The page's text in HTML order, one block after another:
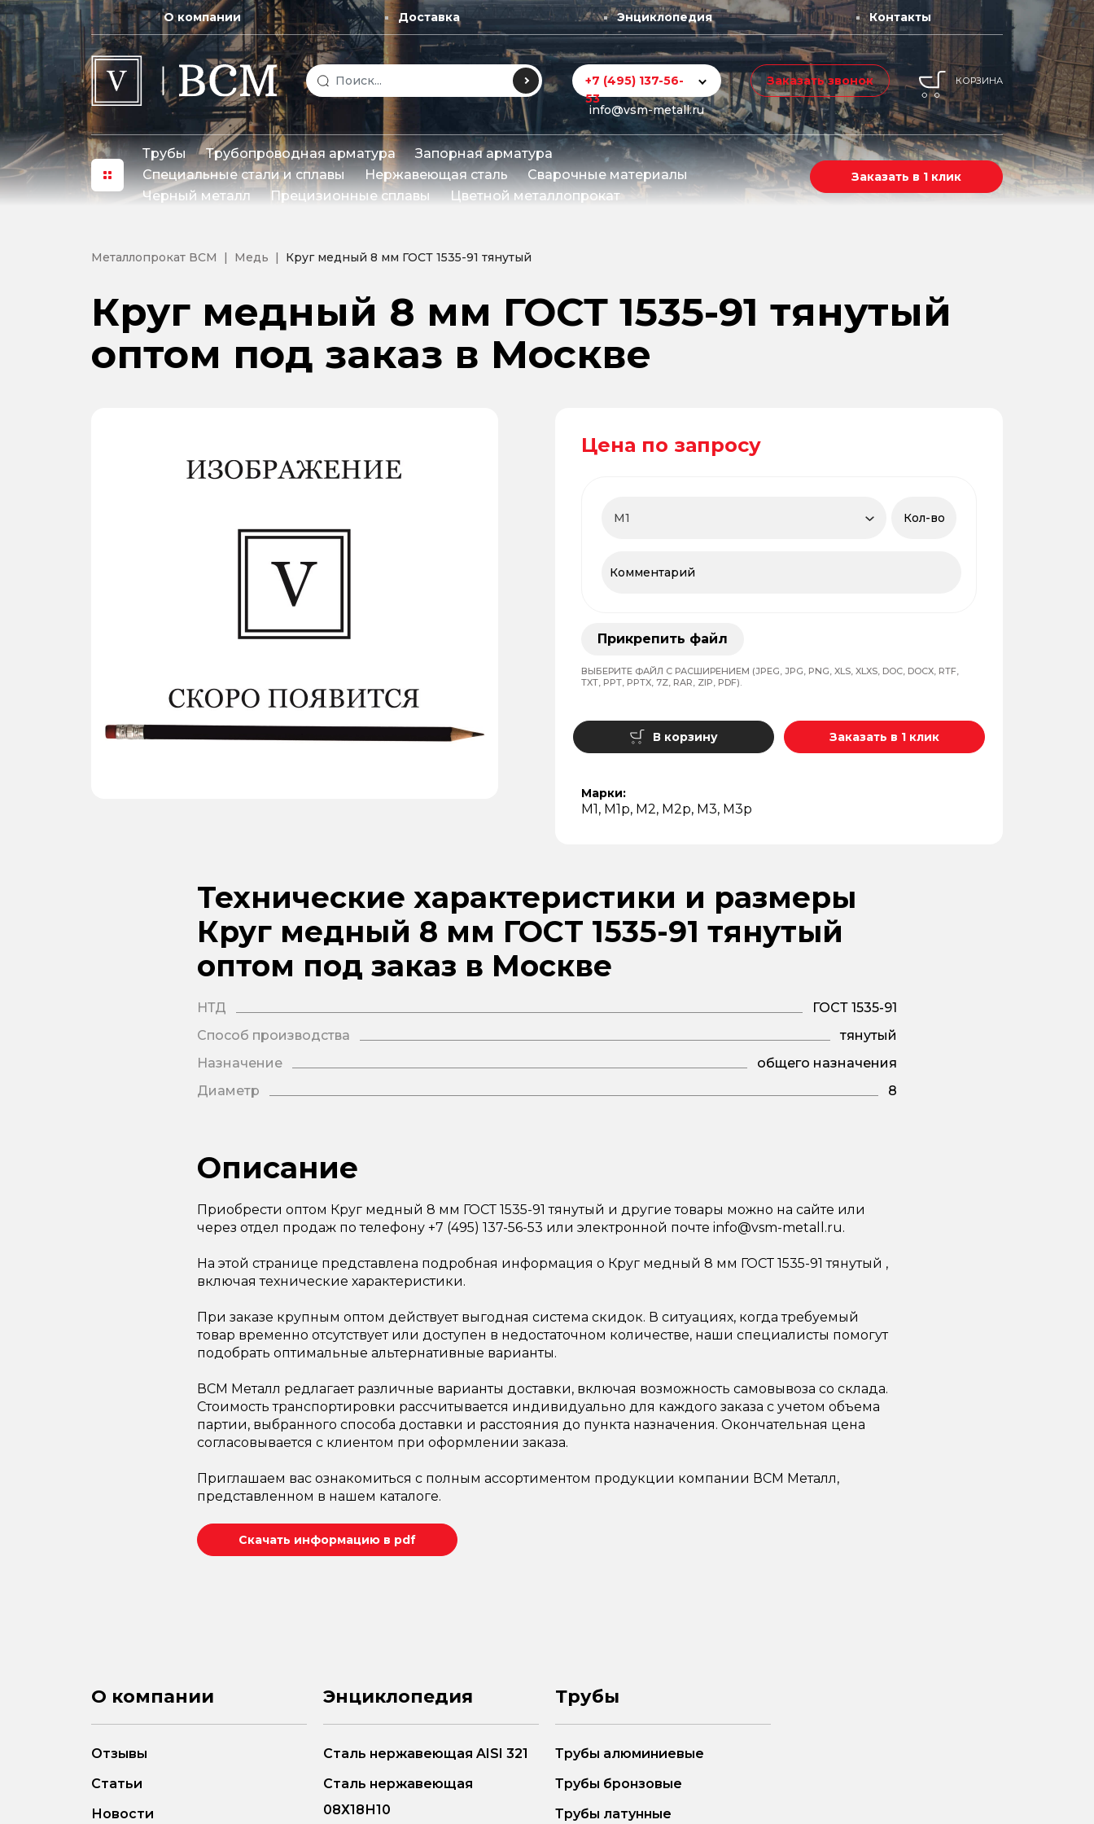
О компании Доставка Энциклопедия Контакты
+7 (495) 137-56-
53
info@vsm-metall.ru
Заказать звонок КОРЗИНА
Трубы Трубопроводная арматура
Запорная арматура
Специальные стали и сплавы
Нержавеющая сталь
Сварочные материалы
Черный металл
Прецизионные сплавы Цветной металлопрокат
Заказать в 1 клик
Металлопрокат ВСМ Медь Круг медный 8 мм ГОСТ 1535-91 тянутый
Круг медный 8 мм ГОСТ 1535-91 тянутый
оптом под заказ в Москве
Цена по запросу
Прикрепить файл
ВЫБЕРИТЕ ФАЙЛ С РАСШИРЕНИЕМ (JPEG, JPG, PNG, XLS, XLXS, DOC, DOCX, RTF,
TXT, PPT, PPTX, 7Z, RAR, ZIP, PDF).
В корзину Заказать в 1 клик
Марки:
М1, М1р, М2, М2р, М3, М3р
Технические характеристики и размеры
Круг медный 8 мм ГОСТ 1535-91 тянутый
оптом под заказ в Москве
НТД
ГОСТ 1535-91
Способ производства
тянутый
Назначение
общего назначения
Диаметр
8
Описание
Приобрести оптом Круг медный 8 мм ГОСТ 1535-91 тянутый и другие товары можно на сайте или
через отдел продаж по телефону +7 (495) 137-56-53 или электронной почте info@vsm-metall.ru.
На этой странице представлена подробная информация о Круг медный 8 мм ГОСТ 1535-91 тянутый ,
включая технические характеристики.
При заказе крупным оптом действует выгодная система скидок. В ситуациях, когда требуемый
товар временно отсутствует или доступен в недостаточном количестве, наши специалисты помогут
подобрать оптимальные альтернативные варианты.
ВСМ Металл редлагает различные варианты доставки, включая возможность самовывоза со склада.
Стоимость транспортировки рассчитывается индивидуально для каждого заказа с учетом объема
партии, выбранного способа доставки и расстояния до пункта назначения. Окончательная цена
согласовывается с клиентом при оформлении заказа.
Приглашаем вас ознакомиться с полным ассортиментом продукции компании ВСМ Металл,
представленном в нашем каталоге.
Скачать информацию в pdf
О компании
Отзывы
Статьи
Новости
Энциклопедия
Сталь нержавеющая AISI 321
Сталь нержавеющая
08Х18Н10
Трубы
Трубы алюминиевые
Трубы бронзовые
Трубы латунные